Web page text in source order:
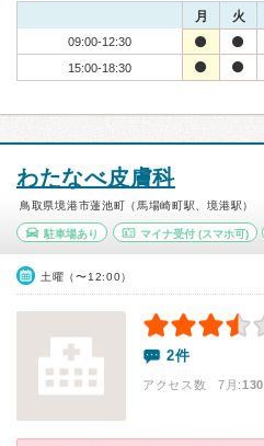
月 火
09:00-12:30
15:00-18:30
わたなべ皮膚科
鳥取県境港市蓮池町（馬場崎町駅、境港駅）
駐車場あり マイナ受付(スマホ可)
土曜（〜12:00）
2件
アクセス数 7月:130